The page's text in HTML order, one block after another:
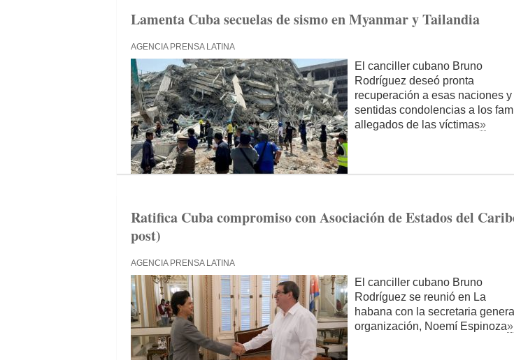
Lamenta Cuba secuelas de sismo en Myanmar y Tailandia
AGENCIA PRENSA LATINA
El canciller cubano Bruno
Rodríguez deseó pronta
recuperación a esas naciones
sentidas condolencias a los
allegados de las víctimas»
Ratifica Cuba compromiso con Asociación de Estados del
post)
AGENCIA PRENSA LATINA
El canciller cubano Bruno
Rodríguez se reunió en La
habana con la secretaria
organización, Noemí Espinoza»